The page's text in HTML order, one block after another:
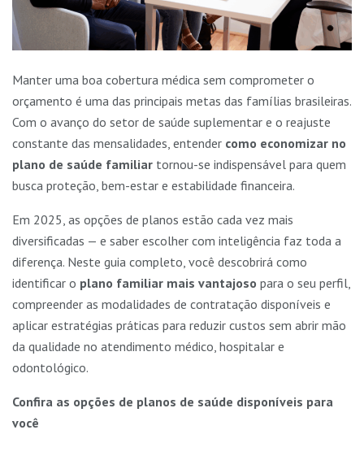
Manter uma boa cobertura médica sem comprometer o
orçamento é uma das principais metas das famílias brasileiras.
Com o avanço do setor de saúde suplementar e o reajuste
constante das mensalidades, entender como economizar no
plano de saúde familiar tornou-se indispensável para quem
busca proteção, bem-estar e estabilidade financeira.
Em 2025, as opções de planos estão cada vez mais
diversificadas — e saber escolher com inteligência faz toda a
diferença. Neste guia completo, você descobrirá como
identificar o plano familiar mais vantajoso para o seu perfil,
compreender as modalidades de contratação disponíveis e
aplicar estratégias práticas para reduzir custos sem abrir mão
da qualidade no atendimento médico, hospitalar e
odontológico.
Confira as opções de planos de saúde disponíveis para
você